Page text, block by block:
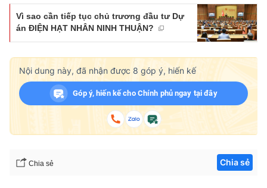
Vì sao cần tiếp tục chủ trương đầu tư Dự
án ĐIỆN HẠT NHÂN NINH THUẬN?
Nội dung này, đã nhận được 8 góp ý, hiến kế
Góp ý, hiến kế cho Chính phủ ngay tại đây
Chia sẻ Chia sẻ